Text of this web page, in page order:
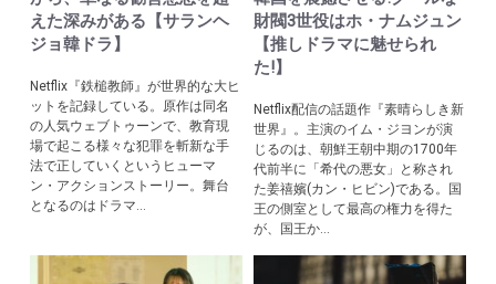
えた深みがある【サランヘ
ジョ韓ドラ】
Netflix『鉄槌教師』が世界的な大ヒ
ットを記録している。原作は同名
の人気ウェブトゥーンで、教育現
場で起こる様々な犯罪を斬新な手
法で正していくというヒューマ
ン・アクションストーリー。舞台
となるのはドラマ...
財閥3世役はホ・ナムジュン
【推しドラマに魅せられ
た!】
Netflix配信の話題作『素晴らしき新
世界』。主演のイム・ジヨンが演
じるのは、朝鮮王朝中期の1700年
代前半に「希代の悪女」と称され
た姜禧嬪(カン・ヒビン)である。国
王の側室として最高の権力を得た
が、国王か...